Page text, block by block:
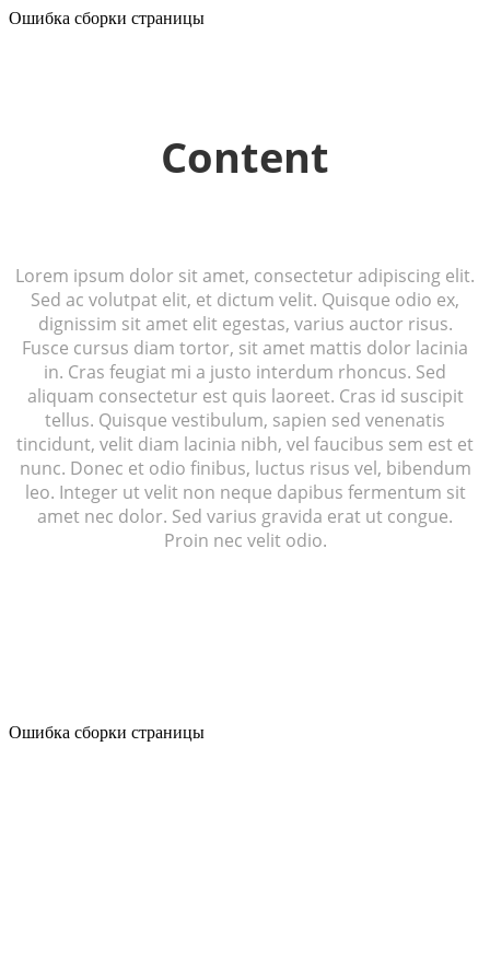
Ошибка сборки страницы
Content
Lorem ipsum dolor sit amet, consectetur adipiscing elit.
Sed ac volutpat elit, et dictum velit. Quisque odio ex,
dignissim sit amet elit egestas, varius auctor risus.
Fusce cursus diam tortor, sit amet mattis dolor lacinia
in. Cras feugiat mi a justo interdum rhoncus. Sed
aliquam consectetur est quis laoreet. Cras id suscipit
tellus. Quisque vestibulum, sapien sed venenatis
tincidunt, velit diam lacinia nibh, vel faucibus sem est et
nunc. Donec et odio finibus, luctus risus vel, bibendum
leo. Integer ut velit non neque dapibus fermentum sit
amet nec dolor. Sed varius gravida erat ut congue.
Proin nec velit odio.
Ошибка сборки страницы